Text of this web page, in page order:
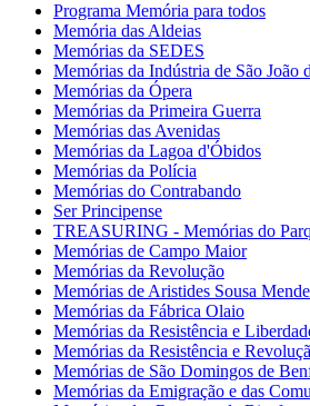
Programa Memória para todos
Memória das Aldeias
Memórias da SEDES
Memórias da Indústria de São João
Memórias da Ópera
Memórias da Primeira Guerra
Memórias das Avenidas
Memórias da Lagoa d'Óbidos
Memórias da Polícia
Memórias do Contrabando
Ser Principense
TREASURING - Memórias do
Memórias de Campo Maior
Memórias da Revolução
Memórias de Aristides Sousa
Memórias da Fábrica Olaio
Memórias da Resistência e
Memórias da Resistência e
Memórias de São Domingos de
Memórias da Emigração e das